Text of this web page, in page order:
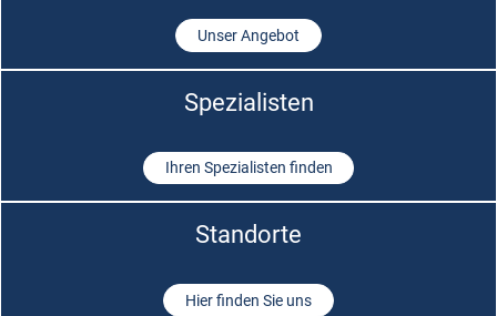
Unser Angebot
Spezialisten
Ihren Spezialisten finden
Standorte
Hier finden Sie uns